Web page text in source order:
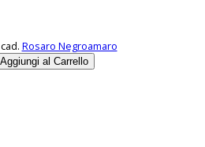
cad. Rosaro Negroamaro